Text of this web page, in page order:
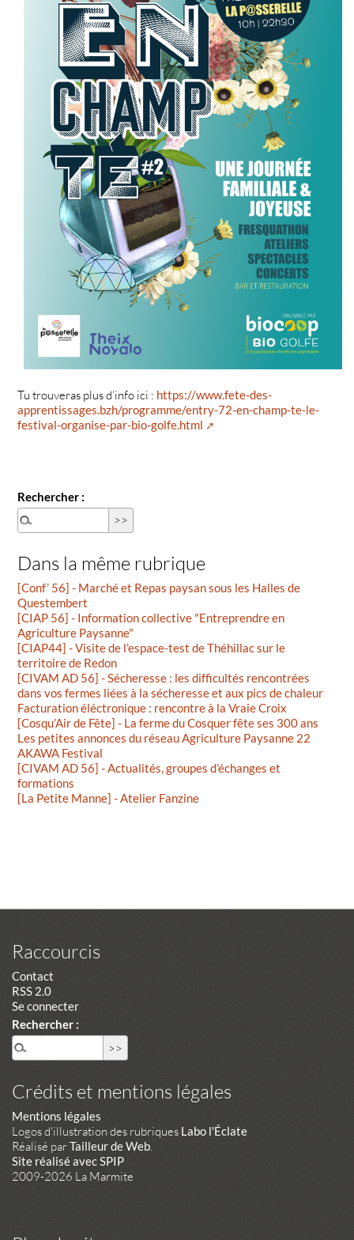
Tu trouveras plus d’info ici : https://www.fete-des-
apprentissages.bzh/programme/entry-72-en-champ-te-le-
festival-organise-par-bio-golfe.html
Rechercher :
Dans la même rubrique
[Conf’ 56] - Marché et Repas paysan sous les Halles de
Questembert
[CIAP 56] - Information collective "Entreprendre en
Agriculture Paysanne"
[CIAP44] - Visite de l’espace-test de Théhillac sur le
territoire de Redon
[CIVAM AD 56] - Sécheresse : les difficultés rencontrées
dans vos fermes liées à la sécheresse et aux pics de chaleur
Facturation éléctronique : rencontre à la Vraie Croix
[Cosqu’Air de Fête] - La ferme du Cosquer fête ses 300 ans
Les petites annonces du réseau Agriculture Paysanne 22
AKAWA Festival
[CIVAM AD 56] - Actualités, groupes d’échanges et
formations
[La Petite Manne] - Atelier Fanzine
Raccourcis
Contact
RSS 2.0
Se connecter
Rechercher :
Crédits et mentions légales
Mentions légales
Logos d'illustration des rubriques Labo l'Éclate
Réalisé parTailleur de Web.
Site réalisé avec SPIP
2009-2026 La Marmite